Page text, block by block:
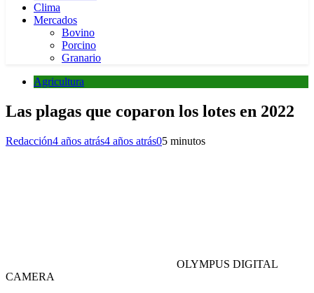
Clima
Mercados
Bovino
Porcino
Granario
Agricultura
Las plagas que coparon los lotes en 2022
Redacción4 años atrás4 años atrás05 minutos
OLYMPUS DIGITAL
CAMERA